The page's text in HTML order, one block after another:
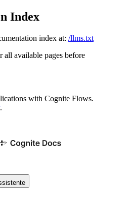
Index
index at: /llms.txt
all available pages before
with Cognite Flows.
.